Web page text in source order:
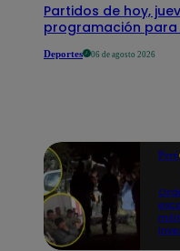
Partidos de hoy,
programación para
Deportes 06 de agosto 2026
Perú